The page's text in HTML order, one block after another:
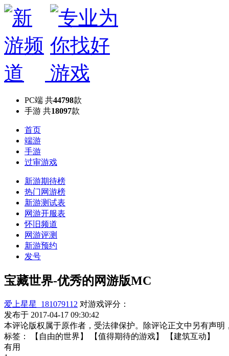
PC端 共44798款
手游 共18097款
首页
端游
手游
过审游戏
新游期待榜
热门网游榜
新游测试表
网游开服表
怀旧频道
网游评测
新游预约
发号
宝藏世界-优秀的网游版MC
爱上星星_181079112 对游戏评分：
发布于 2017-04-17 09:30:42
本评论版权属于原作者，受法律保护。除评论正文中另有声
标签：
【自由的世界】 【值得期待的游戏】
【建筑互动】
有用